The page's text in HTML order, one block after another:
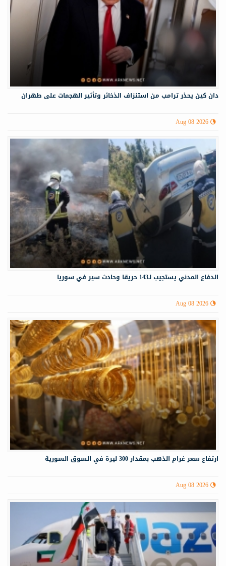
دان كين يحذر ترامب من استنزاف الذخائر وتأثير الهجمات على طهران
Aug 08 2026
الدفاع المدني يستجيب لـ143 حريقا وحادث سير في سوريا
Aug 08 2026
ارتفاع سعر غرام الذهب بمقدار 300 ليرة في السوق السورية
Aug 08 2026